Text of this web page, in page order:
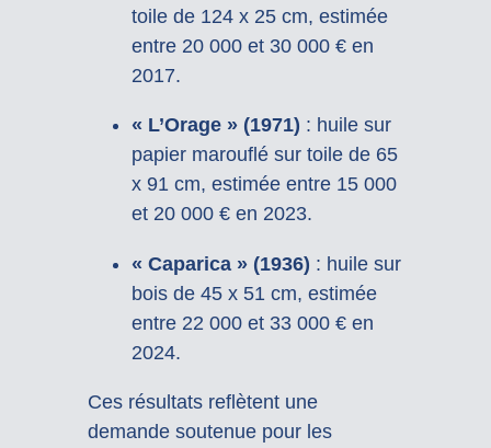
toile de 124 x 25 cm, estimée
entre 20 000 et 30 000 € en
2017.
« L’Orage » (1971) : huile sur
papier marouflé sur toile de 65
x 91 cm, estimée entre 15 000
et 20 000 € en 2023.
« Caparica » (1936) : huile sur
bois de 45 x 51 cm, estimée
entre 22 000 et 33 000 € en
2024.
Ces résultats reflètent une
demande soutenue pour les